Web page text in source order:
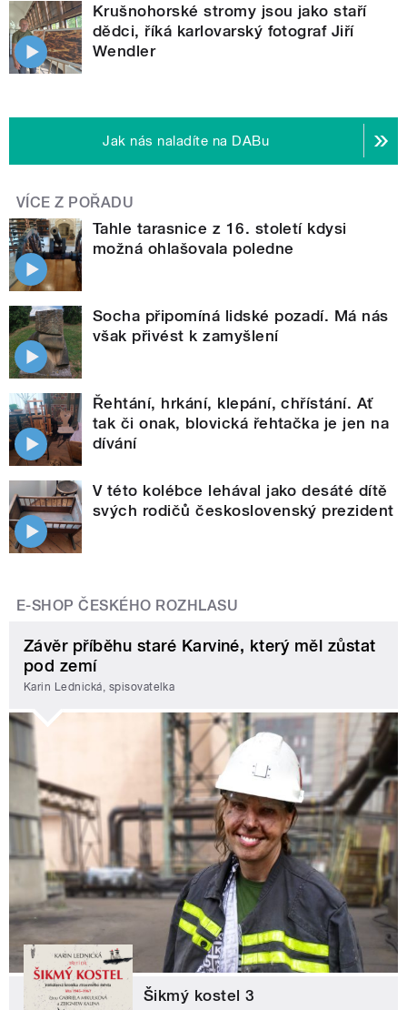
Krušnohorské stromy jsou jako staří
dědci, říká karlovarský fotograf Jiří
Wendler
Jak nás naladíte na DABu
VÍCE Z POŘADU
Tahle tarasnice z 16. století kdysi
možná ohlašovala poledne
Socha připomíná lidské pozadí. Má nás
však přivést k zamyšlení
Řehtání, hrkání, klepání, chřístání. Ať
tak či onak, blovická řehtačka je jen na
dívání
V této kolébce lehával jako desáté dítě
svých rodičů československý prezident
E-SHOP ČESKÉHO ROZHLASU
Závěr příběhu staré Karviné, který měl zůstat
pod zemí
Karin Lednická, spisovatelka
Šikmý kostel 3